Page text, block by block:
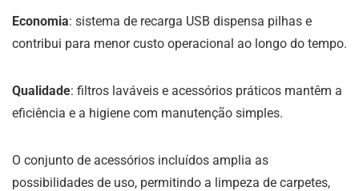
Economia: sistema de recarga USB dispensa pilhas e
contribui para menor custo operacional ao longo do tempo.
Qualidade: filtros laváveis e acessórios práticos mantêm a
eficiência e a higiene com manutenção simples.
O conjunto de acessórios incluídos amplia as
possibilidades de uso, permitindo a limpeza de carpetes,